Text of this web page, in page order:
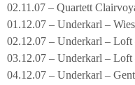
02.11.07 – Quartett
01.12.07 – Underkarl –
02.12.07 – Underkarl –
03.12.07 – Underkarl –
04.12.07 – Underkarl –